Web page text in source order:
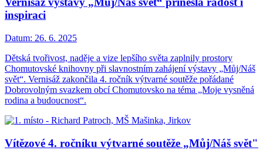
inspiraci
Datum: 26. 6. 2025
Dětská tvořivost, naděje a vize lepšího světa zaplnily prostory
Chomutovské knihovny při slavnostním zahájení výstavy „Můj/Náš
svět“. Vernisáž zakončila 4. ročník výtvarné soutěže pořádané
Dobrovolným svazkem obcí Chomutovsko na téma „Moje vysněná
rodina a budoucnost“.
Vítězové 4. ročníku výtvarné soutěže „Můj/Náš svět"